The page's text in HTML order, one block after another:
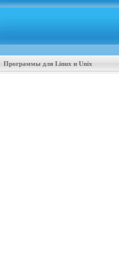
Программы для Linux и Unix